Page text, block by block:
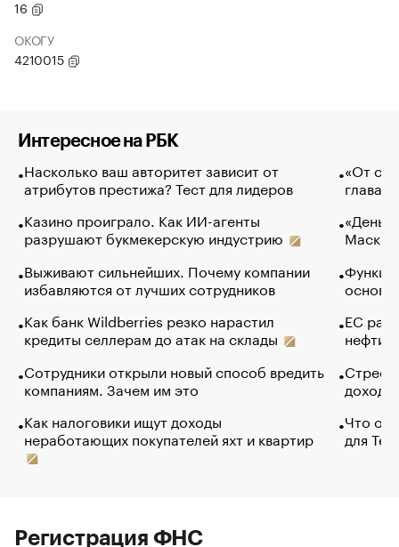
16
ОКОГУ
4210015
Интересное на РБК
Насколько ваш авторитет зависит от
атрибутов престижа? Тест для лидеров
Казино проиграло. Как ИИ-агенты
разрушают букмекерскую индустрию
Выживают сильнейших. Почему компании
избавляются от лучших сотрудников
Как банк Wildberries резко нарастил
кредиты селлерам до атак на склады
Сотрудники открыли новый способ вредить
компаниям. Зачем им это
Как налоговики ищут доходы
неработающих покупателей яхт и квартир
«От
глава
Маск в
основ
ЕС
нефти
Что
для
Регистрация ФНС